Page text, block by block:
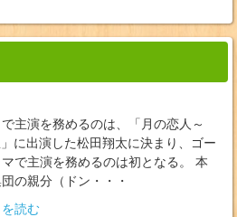
主演を務めるのは、「月の恋人～
に出演した松田翔太に決まり、ゴー
で主演を務めるのは初となる。 本
の親分（ドン・・・
を読む